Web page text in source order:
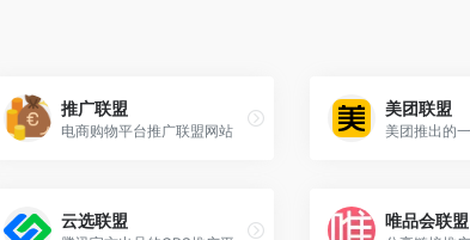
推广联盟
电商购物平台推广联盟网站
美团联盟
云选联盟 唯品会联盟